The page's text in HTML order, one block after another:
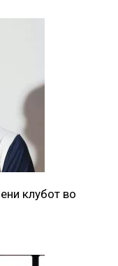
клубот во